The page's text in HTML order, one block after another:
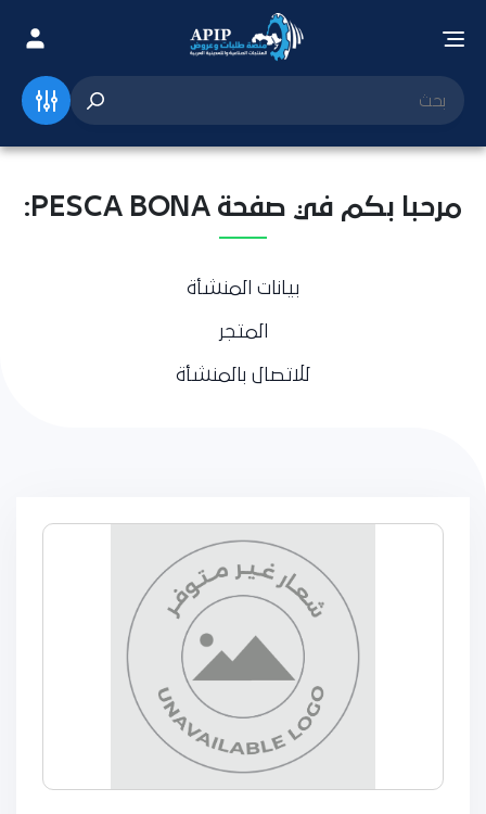
مرحبا بكم في صفحة PESCA BONA:
بيانات المنشأة
المتجر
للاتصال بالمنشأة